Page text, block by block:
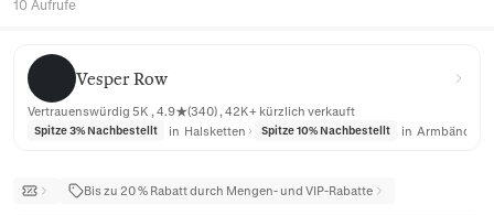
10 Aufrufe
Vesper Row
Vesper Row
Vertrauenswürdig 5K , 4.9★(340) , 42K+ kürzlich verkauft
Spitze 3% Nachbestellt in Halsketten Spitze 10% Nachbestellt in Armbänder
Bis zu 20 % Rabatt durch Mengen- und VIP-Rabatte